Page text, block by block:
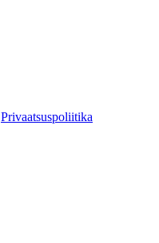
Privaatsuspoliitika